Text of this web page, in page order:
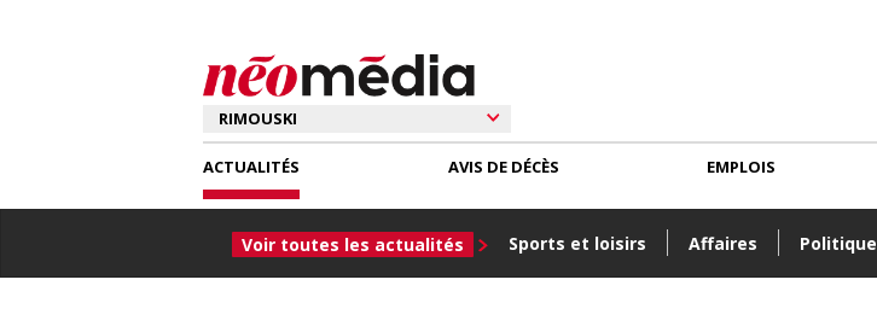
ACTUALITÉS
Voir toutes les actualités Sports et loisirs Affaires Politique
AVIS DE DÉCÈS EMPLOIS